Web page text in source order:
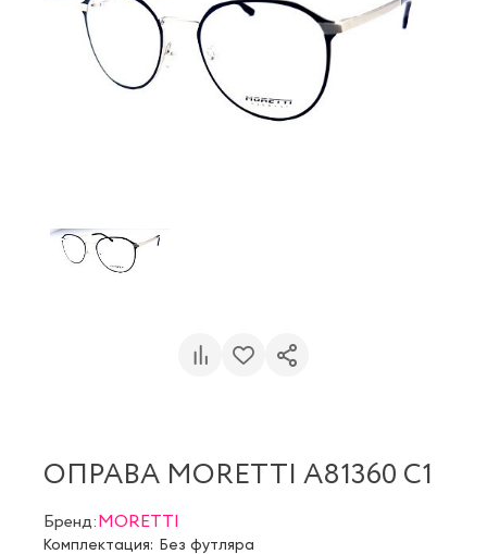
ОПРАВА MORETTI A81360 C1
Бренд:MORETTI
Комплектация: Без футляра